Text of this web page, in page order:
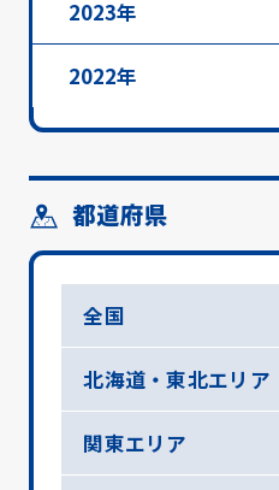
2023年
2022年
都道府県
全国
北海道・東北エリア
関東エリア